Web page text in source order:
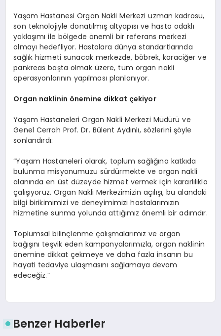
Yaşam Hastanesi Organ Nakli Merkezi uzman kadrosu,
son teknolojiyle donatılmış altyapısı ve hasta odaklı
yaklaşımı ile bölgede önemli bir referans merkezi
olmayı hedefliyor. Hastalara dünya standartlarında
sağlık hizmeti sunacak merkezde, böbrek, karaciğer ve
pankreas başta olmak üzere, tüm organ nakli
operasyonlarının yapılması planlanıyor.
Organ naklinin önemine dikkat çekiyor
Yaşam Hastaneleri Organ Nakli Merkezi Müdürü ve
Genel Cerrah Prof. Dr. Bülent Aydınlı, sözlerini şöyle
sonlandırdı:
“Yaşam Hastaneleri olarak, toplum sağlığına katkıda
bulunma misyonumuzu sürdürmekte ve organ nakli
alanında en üst düzeyde hizmet vermek için kararlılıkla
çalışıyoruz. Organ Nakli Merkezimizin açılışı, bu alandaki
bilgi birikimimizi ve deneyimimizi hastalarımızın
hizmetine sunma yolunda attığımız önemli bir adımdır.
Toplumsal bilinçlenme çalışmalarımız ve organ
bağışını teşvik eden kampanyalarımızla, organ naklinin
önemine dikkat çekmeye ve daha fazla insanın bu
hayati tedaviye ulaşmasını sağlamaya devam
edeceğiz.”
Benzer Haberler